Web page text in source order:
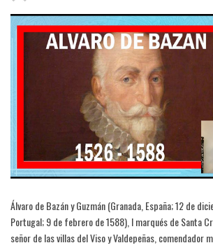
Álvaro de Bazán y Guzmán (Granada, España; 12 de
Portugal; 9 de febrero de 1588), I marqués de Santa
señor de las villas del Viso y Valdepeñas, comendador